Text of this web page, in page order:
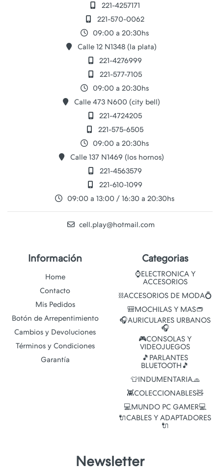
221-4257171
221-570-0062
09:00 a 20:30hs
Calle 12 N1348 (la plata)
221-4276999
221-577-7105
09:00 a 20:30hs
Calle 473 N600 (city bell)
221-4724205
221-575-6505
09:00 a 20:30hs
Calle 137 N1469 (los hornos)
221-4563579
221-610-1099
09:00 a 13:00 / 16:30 a 20:30hs
cell.play@hotmail.com
Información
Home
Contacto
Mis Pedidos
Botón de Arrepentimiento
Cambios y Devoluciones
Términos y Condiciones
Garantía
Categorias
⌚ELECTRONICA Y
ACCESORIOS
⛓️ACCESORIOS DE MODA💍
🎒MOCHILAS Y MAS👝
🎧AURICULARES URBANOS
🎧
🎮CONSOLAS Y
VIDEOJUEGOS
🎵PARLANTES
BLUETOOTH🎵
👕INDUMENTARIA🧢
👾COLECCIONABLES🧸
💻MUNDO PC GAMER💻
🔌CABLES Y ADAPTADORES
🔌
Newsletter